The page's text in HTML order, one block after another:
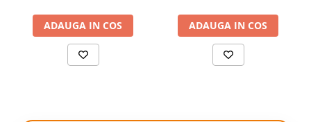
inconjoara fiecare dinte, pentru dinti mai
curati, indepartand cu pana la 100% mai
multa placa bacteriana, in comparative cu o
ADAUGA IN COS ADAUGA IN COS